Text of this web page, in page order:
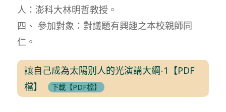
人：澎科大林明哲教授。
四、 參加對象：對議題有興趣之本校親師同
仁。
讓自己成為太陽別人的光演講大綱-1【PDF
檔】
下載【PDF檔】